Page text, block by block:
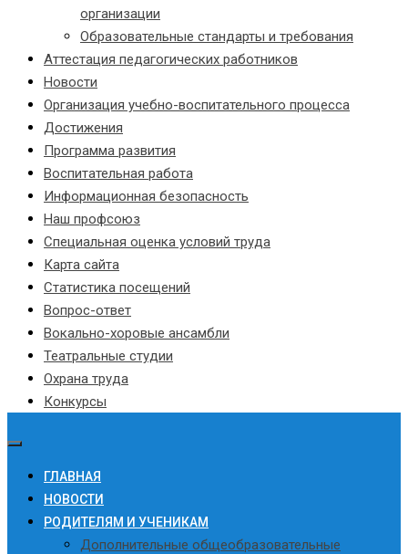
организации
Образовательные стандарты и требования
Аттестация педагогических работников
Новости
Организация учебно-воспитательного процесса
Достижения
Программа развития
Воспитательная работа
Информационная безопасность
Наш профсоюз
Специальная оценка условий труда
Карта сайта
Статистика посещений
Вопрос-ответ
Вокально-хоровые ансамбли
Театральные студии
Охрана труда
Конкурсы
ГЛАВНАЯ
НОВОСТИ
РОДИТЕЛЯМ И УЧЕНИКАМ
Дополнительные общеобразовательные